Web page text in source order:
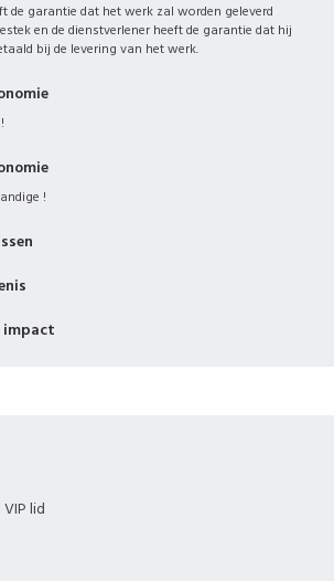
de garantie dat het werk zal worden geleverd
en de dienstverlener heeft de garantie dat hij
bij de levering van het werk.
!
impact
lid